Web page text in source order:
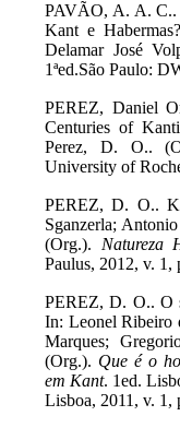
PAVÃO, A. A. C..
Kant e
Delamar José
1ªed.São Paulo:
PEREZ, Daniel
Centuries of
Perez, D. O..
University of
PEREZ, D. O..
Sganzerla;
(Org.). Natureza
Paulus, 2012, v. 1,
PEREZ, D. O.. O
In: Leonel Ribeiro
Marques;
(Org.). Que é o
em Kant. 1ed.
Lisboa, 2011, v. 1,